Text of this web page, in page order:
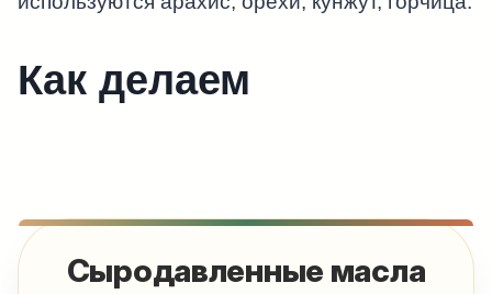
Как делаем
Сыродавленные масла